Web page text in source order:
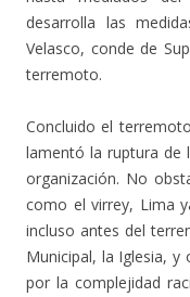
desarrolla las
Velasco, conde de
terremoto.
Concluido el
lamentó la ruptura de
organización. No
como el virrey, Lima
incluso antes del
Municipal, la Iglesia, y
por la complejidad